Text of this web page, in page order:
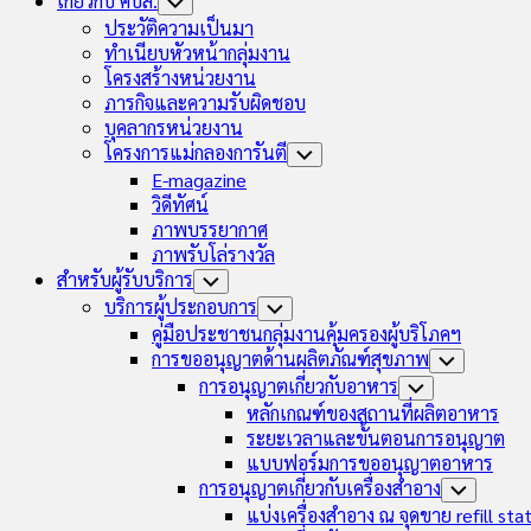
Child
Menu
ประวัติความเป็นมา
ทำเนียบหัวหน้ากลุ่มงาน
โครงสร้างหน่วยงาน
ภารกิจและความรับผิดชอบ
บุคลากรหน่วยงาน
โครงการแม่กลองการันตี Toggle
E-magazine
วิดีทัศน์
ภาพบรรยากาศ
ภาพรับโล่รางวัล
สำหรับผู้รับบริการ Toggle
Child
Menu
บริการผู้ประกอบการ Toggle
Child
Menu
คู่มือประชาชนกลุ่มงานคุ้มครองผู้บริโภคฯ
การขออนุญาตด้านผลิตภัณฑ์สุขภาพ Toggle
การอนุญาตเกี่ยวกับอาหาร Toggle
Child
Menu
หลักเกณฑ์ของสถานที่ผลิตอาหาร
ระยะเวลาและขั้นตอนการอนุญาต
แบบฟอร์มการขออนุญาตอาหาร
การอนุญาตเกี่ยวกับเครื่องสำอาง Toggle
Child
แบ่งเครื่องสำอาง ณ จุดขาย refill